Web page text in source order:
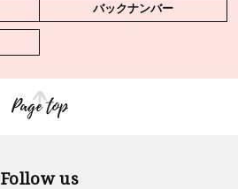
バックナンバー
Page top
Follow us